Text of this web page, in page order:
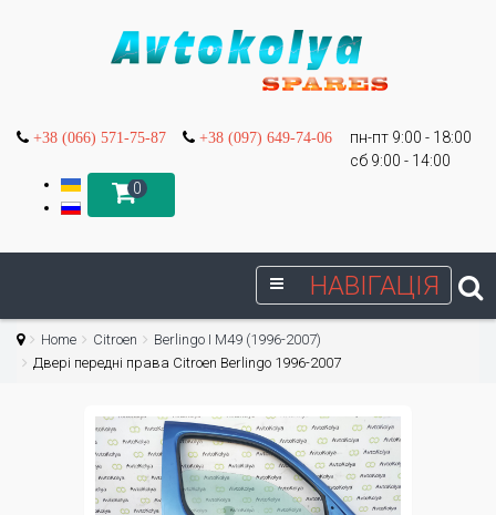
+38 (066) 571-75-87 +38 (097) 649-74-06
пн-пт 9:00 - 18:00
сб 9:00 - 14:00
0
НАВІГАЦІЯ
Home Citroen
Berlingo I М49 (1996-2007)
Двері передні права Citroen Berlingo 1996-2007